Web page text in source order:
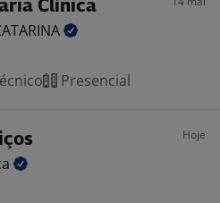
Clínica
Presencial
Hoje